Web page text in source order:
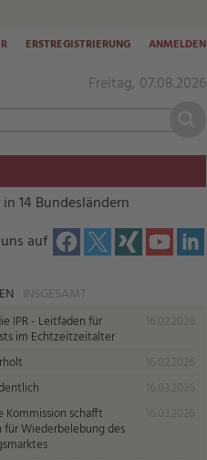
Freitag, 07.08.2026
ERSTREGISTRIERUNG ANMELDEN
14 Bundesländern
auf
INSGESAMT
IPR - Leitfaden für
im Echtzeitzeitalter
Kommission schafft
für Wiederbelebung des